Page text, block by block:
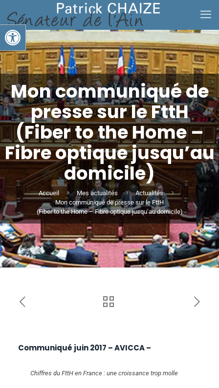
Ouvrir la barre d’outils
Mon communiqué de
presse sur le FttH
(Fiber to the Home –
Fibre optique jusqu’au
domicile)
Accueil Mes actualités
Actualités
Mon communiqué de presse sur le FttH
(Fiber to the Home – Fibre optique jusqu’au domicile)
Communiqué juin 2017 – AVICCA –
Chiffres du FttH en France : une croissance trop molle